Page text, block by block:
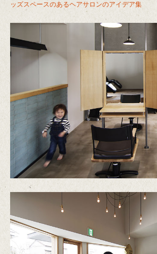
ッズスペースのあるヘアサロンのアイデア集